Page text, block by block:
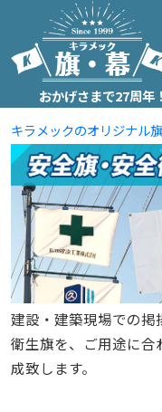
おかげさまで27周年
キラメックのオリジナル
建設・建築現場での
衛生旗を、ご用途に合
成致します。